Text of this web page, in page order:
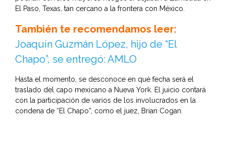
El Paso, Texas, tan cercano a la frontera con México.
También te recomendamos leer:
Joaquín Guzmán López, hijo de “El
Chapo”, se entregó: AMLO
Hasta el momento, se desconoce en qué fecha será el
traslado del capo mexicano a Nueva York. El juicio contará
con la participación de varios de los involucrados en la
condena de “El Chapo”, como el juez, Brian Cogan.